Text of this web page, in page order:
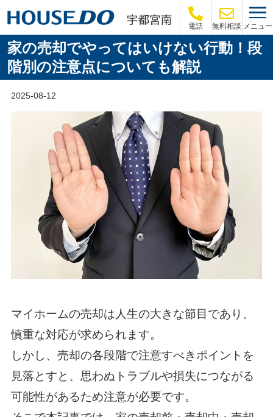
電話 無料相談 メニュー
家の売却でやってはいけない行動！段
階別の注意点についても解説
2025-08-12
マイホームの売却は人生の大きな節目であり、
慎重な対応が求められます。
しかし、売却の各段階で注意すべきポイントを
見落とすと、思わぬトラブルや損失につながる
可能性があるため注意が必要です。